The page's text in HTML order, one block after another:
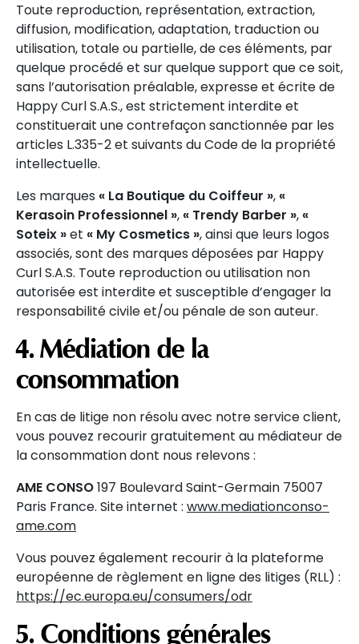
Toute reproduction, représentation, extraction,
diffusion, modification, adaptation, traduction ou
utilisation, totale ou partielle, de ces éléments, par
quelque procédé et sur quelque support que ce soit,
sans l’autorisation préalable, expresse et écrite de
Happy Curl S.A.S., est strictement interdite et
constituerait une contrefaçon sanctionnée par les
articles L.335-2 et suivants du Code de la propriété
intellectuelle.
Les marques « La Boutique du Coiffeur », «
Kerasoin Professionnel », « Trendy Barber », «
Soteix »et « My Cosmetics », ainsi que leurs logos
associés, sont des marques déposées par Happy
Curl S.A.S. Toute reproduction ou utilisation non
autorisée est interdite et susceptible d’engager la
responsabilité civile et/ou pénale de son auteur.
4. Médiation de la
consommation
En cas de litige non résolu avec notre service client,
vous pouvez recourir gratuitement au médiateur de
la consommation dont nous relevons :
AME CONSO197 Boulevard Saint-Germain 75007
Paris France. Site internet : www.mediationconso-
ame.com
Vous pouvez également recourir à la plateforme
européenne de règlement en ligne des litiges (RLL) :
https://ec.europa.eu/consumers/odr
5. Conditions générales